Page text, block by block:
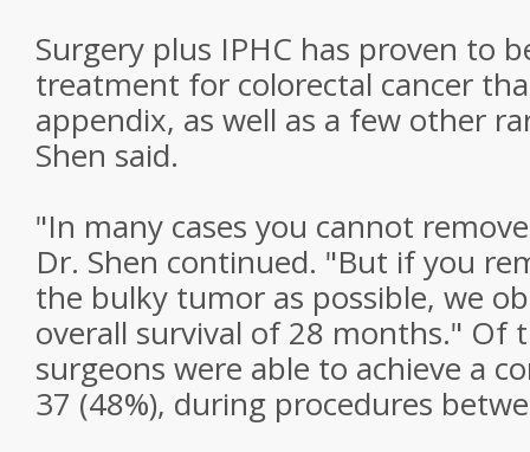
Surgery plus IPHC has proven to
treatment for colorectal cancer
appendix, as well as a few other
Shen said.
"In many cases you cannot
Dr. Shen continued. "But if you
the bulky tumor as possible, we
overall survival of 28 months." Of
surgeons were able to achieve a
37 (48%), during procedures